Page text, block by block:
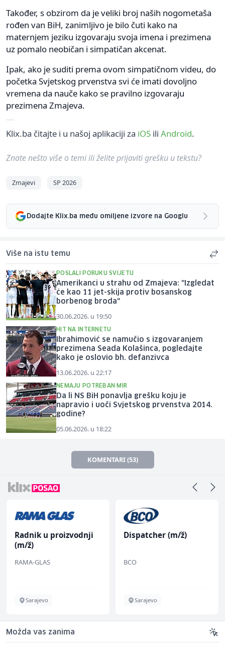
Također, s obzirom da je veliki broj naših nogometaša
rođen van BiH, zanimljivo je bilo čuti kako na
maternjem jeziku izgovaraju svoja imena i prezimena
uz pomalo neobičan i simpatičan akcenat.
Ipak, ako je suditi prema ovom simpatičnom videu, do
početka Svjetskog prvenstva svi će imati dovoljno
vremena da nauče kako se pravilno izgovaraju
prezimena Zmajeva.
Klix.ba čitajte i u našoj aplikaciji za iOS ili Android.
Znate nešto više o temi ili želite prijaviti grešku u tekstu?
Zmajevi SP 2026
Dodajte Klix.ba među omiljene izvore na Googlu
Više na istu temu
POSLALI PORUKU SVIJETU
Amerikanci u strahu od Zmajeva: "Izgledat
će kao 11 jet-skija protiv bosanskog
borbenog broda"
30.06.2026. u 19:50
HIT NA INTERNETU
Ibrahimović se namučio s izgovaranjem
prezimena Seada Kolašinca, pogledajte
kako je oslovio bh. defanzivca
13.06.2026. u 22:17
NEMAJU POTREBAN MIR
Da li NS BiH ponavlja grešku koju je
napravio i uoči Svjetskog prvenstva 2014.
godine?
05.06.2026. u 18:22
KOMENTARI (53)
Dispatcher (m/ž)
BCO
Sarajevo
Radnik u proizvodnji
Fine Food
Sarajevo
Možda vas zanima